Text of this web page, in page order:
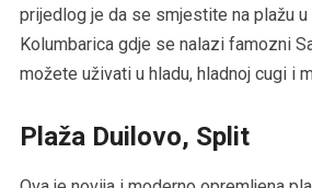
prijedlog je da se smjestite na plažu u
Kolumbarica gdje se nalazi famozni
možete uživati u hladu, hladnoj cugi i
Plaža Duilovo, Split